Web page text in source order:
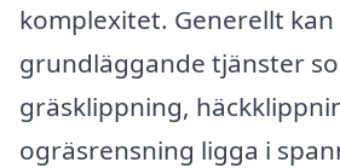
komplexitet. Generellt
grundläggande tjänster
gräsklippning,
ogräsrensning ligga i